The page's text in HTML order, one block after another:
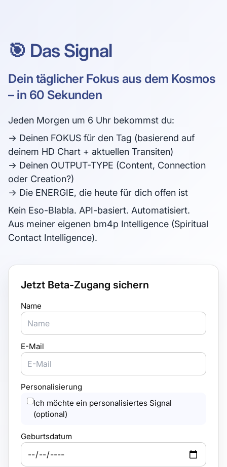
🎯 Das Signal
Dein täglicher Fokus aus dem Kosmos
– in 60 Sekunden
Jeden Morgen um 6 Uhr bekommst du:
→ Deinen FOKUS für den Tag (basierend auf
deinem HD Chart + aktuellen Transiten)
→ Deinen OUTPUT-TYPE (Content, Connection
oder Creation?)
→ Die ENERGIE, die heute für dich offen ist
Kein Eso-Blabla. API-basiert. Automatisiert.
Aus meiner eigenen bm4p Intelligence (Spiritual
Contact Intelligence).
Jetzt Beta-Zugang sichern
Name
E-Mail
Personalisierung
Ich möchte ein personalisiertes Signal
(optional)
Geburtsdatum